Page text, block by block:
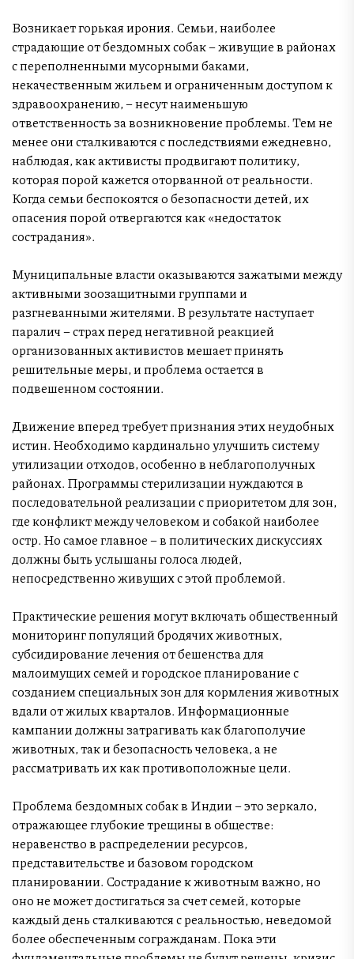
Возникает горькая ирония. Семьи, наиболее
страдающие от бездомных собак – живущие в районах
с переполненными мусорными баками,
некачественным жильем и ограниченным доступом к
здравоохранению, – несут наименьшую
ответственность за возникновение проблемы. Тем не
менее они сталкиваются с последствиями ежедневно,
наблюдая, как активисты продвигают политику,
которая порой кажется оторванной от реальности.
Когда семьи беспокоятся о безопасности детей, их
опасения порой отвергаются как «недостаток
сострадания».
Муниципальные власти оказываются зажатыми между
активными зоозащитными группами и
разгневанными жителями. В результате наступает
паралич – страх перед негативной реакцией
организованных активистов мешает принять
решительные меры, и проблема остается в
подвешенном состоянии.
Движение вперед требует признания этих неудобных
истин. Необходимо кардинально улучшить систему
утилизации отходов, особенно в неблагополучных
районах. Программы стерилизации нуждаются в
последовательной реализации с приоритетом для зон,
где конфликт между человеком и собакой наиболее
остр. Но самое главное – в политических дискуссиях
должны быть услышаны голоса людей,
непосредственно живущих с этой проблемой.
Практические решения могут включать общественный
мониторинг популяций бродячих животных,
субсидирование лечения от бешенства для
малоимущих семей и городское планирование с
созданием специальных зон для кормления животных
вдали от жилых кварталов. Информационные
кампании должны затрагивать как благополучие
животных, так и безопасность человека, а не
рассматривать их как противоположные цели.
Проблема бездомных собак в Индии – это зеркало,
отражающее глубокие трещины в обществе:
неравенство в распределении ресурсов,
представительстве и базовом городском
планировании. Сострадание к животным важно, но
оно не может достигаться за счет семей, которые
каждый день сталкиваются с реальностью, неведомой
более обеспеченным согражданам. Пока эти